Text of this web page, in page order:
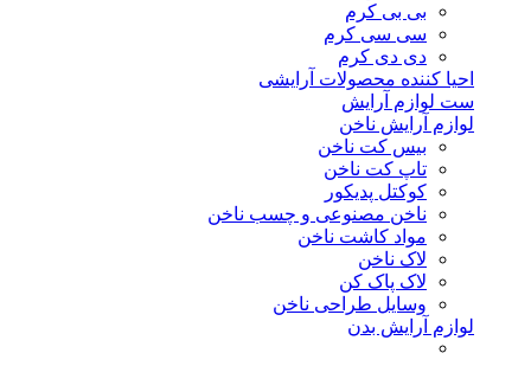
بی بی کرم
سی سی کرم
دی دی کرم
احیا کننده محصولات آرایشی
ست لوازم آرایش
لوازم آرایش ناخن
بیس کت ناخن
تاپ کت ناخن
کوکتل پدیکور
ناخن مصنوعی و چسب ناخن
مواد کاشت ناخن
لاک ناخن
لاک پاک کن
وسایل طراحی ناخن
لوازم آرایش بدن